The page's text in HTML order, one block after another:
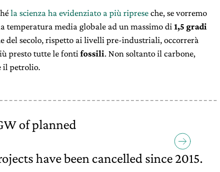
la scienza ha evidenziato a più ripreseche, se vorremo
temperatura media globale ad un massimo di 1,5 gradi
del secolo, rispetto ai livelli pre-industriali, occorrerà
presto tutte le fonti fossili. Non soltanto il carbone,
il petrolio.
of planned
have been cancelled since 2015.